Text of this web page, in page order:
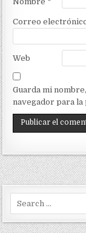
Correo
Web
Guarda mi
navegador para la
Search for: